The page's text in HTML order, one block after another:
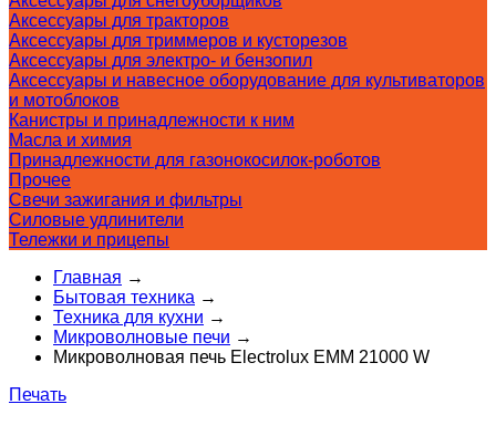
Аксессуары для тракторов
Аксессуары для триммеров и кусторезов
Аксессуары для электро- и бензопил
Аксессуары и навесное оборудование для культиваторов
и мотоблоков
Канистры и принадлежности к ним
Масла и химия
Принадлежности для газонокосилок-роботов
Прочее
Свечи зажигания и фильтры
Силовые удлинители
Тележки и прицепы
Главная →
Бытовая техника →
Техника для кухни →
Микроволновые печи →
Микроволновая печь Electrolux EMM 21000 W
Печать